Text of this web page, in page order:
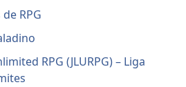
RPG
RPG (JLURPG) – Liga